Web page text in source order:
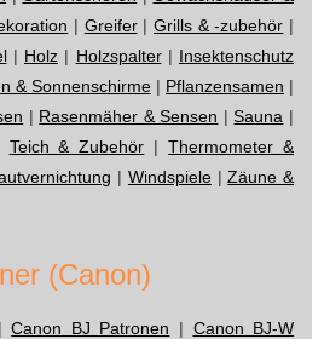
| Greifer|Grills & -zubehör |
| Holz | Holzspalter| Insektenschutz
& Sonnenschirme | Pflanzensamen |
| Rasenmäher & Sensen |Sauna |
Teich & Zubehör |Thermometer &
| Windspiele|Zäune &
(Canon)
Canon BJ Patronen | Canon BJ-W